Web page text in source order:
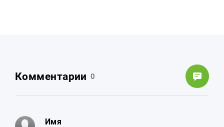
Комментарии 0
Имя